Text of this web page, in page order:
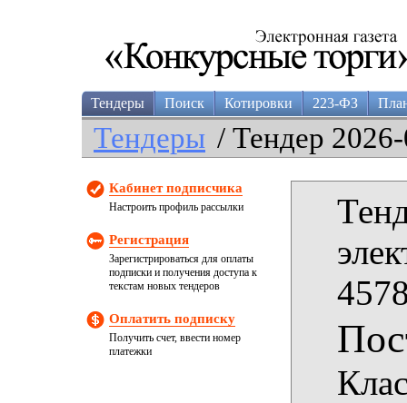
Тендеры Поиск Котировки 223-ФЗ
Тендеры / Тендер
Кабинет подписчика
Настроить профиль рассылки
Регистрация
Зарегистрироваться для оплаты
подписки и получения доступа к
текстам новых тендеров
Оплатить подписку
Получить счет, ввести номер
платежки